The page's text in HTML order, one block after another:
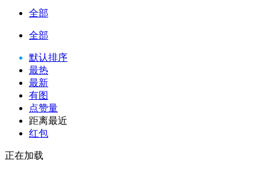
全部
全部
默认排序
最热
最新
有图
点赞量
距离最近
红包
正在加载